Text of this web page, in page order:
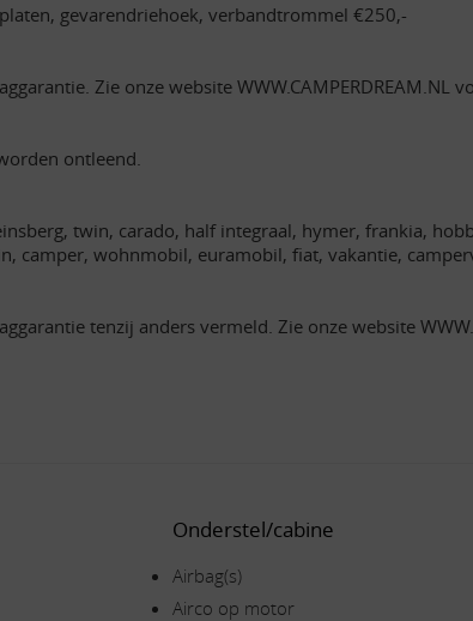
gevarendriehoek, verbandtrommel €250,-
Zie onze website WWW.CAMPERDREAM.NL
ontleend.
twin, carado, half integraal, hymer, frankia,
camper, wohnmobil, euramobil, fiat, vakantie,
tenzij anders vermeld. Zie onze website
Onderstel/cabine
Airbag(s)
Airco op motor